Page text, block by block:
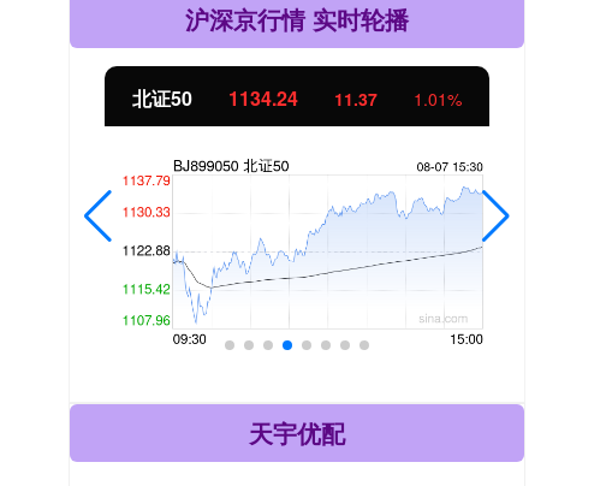
沪深京行情 实时轮播
北证50 1134.24 11.37 1.01%
天宇优配